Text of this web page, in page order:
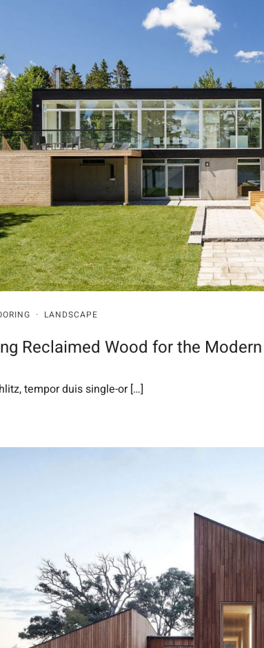
· LANDSCAPE
Reclaimed Wood for the
tempor duis single-or […]